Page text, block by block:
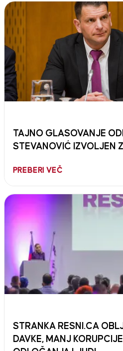
TAJNO GLASOVANJE
STEVANOVIĆ IZVOLJEN
PREBERI VEČ
STRANKA RESNI.CA
DAVKE, MANJ